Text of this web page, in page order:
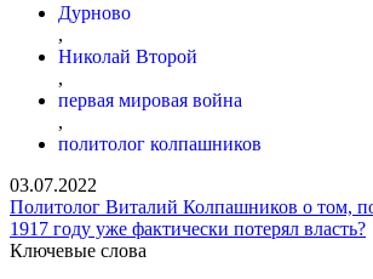
Дурново
,
Николай Второй
,
первая мировая война
,
политолог колпашников
03.07.2022
Политолог Виталий Колпашников о том,
1917 году уже фактически потерял власть?
Ключевые слова